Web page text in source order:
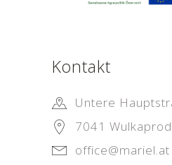
Kontakt
Untere
7041
office@mariel.at